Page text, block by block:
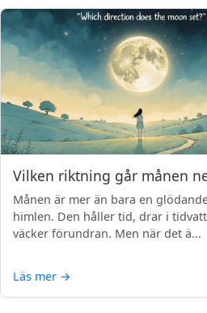
Vilken riktning går månen
Månen är mer än bara en
himlen. Den håller tid, drar i
väcker förundran. Men när det ä...
Läs mer →